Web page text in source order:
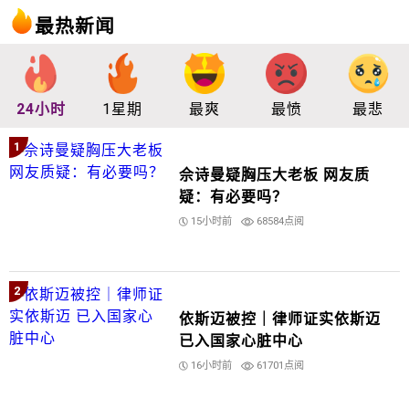
最热新闻
24小时 1星期 最爽 最愤 最悲
1
佘诗曼疑胸压大老板 网友质
疑：有必要吗？
15小时前 68584点阅
2
依斯迈被控｜律师证实依斯迈
已入国家心脏中心
16小时前 61701点阅